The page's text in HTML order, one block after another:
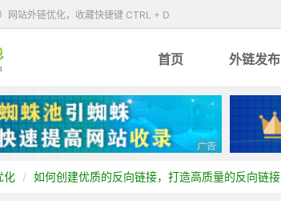
网站外链优化，收藏快捷键 CTRL + D
首页 外链发布
化 如何创建优质的反向链接，打造高质量的反向链接